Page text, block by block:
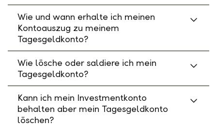
Wie und wann erhalte ich meinen
Kontoauszug zu meinem
Tagesgeldkonto?
Wie lösche oder saldiere ich mein
Tagesgeldkonto?
Kann ich mein Investmentkonto
behalten aber mein Tagesgeldkonto
löschen?